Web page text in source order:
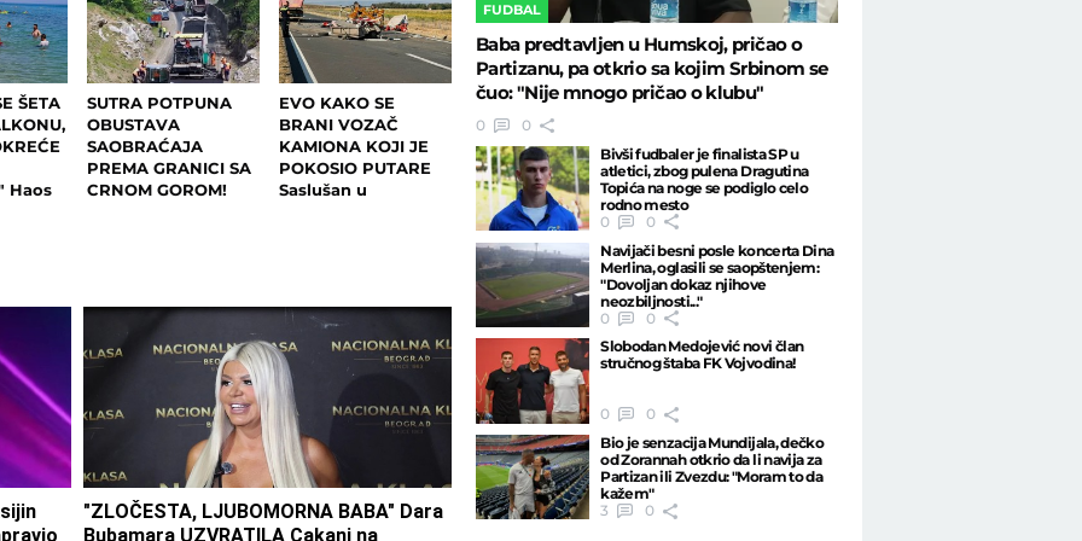
ŠETA
Haos
su i
SUTRA POTPUNA
OBUSTAVA
SAOBRAĆAJA
PREMA GRANICI SA
CRNOM GOROM!
EVO KAKO SE
BRANI VOZAČ
KAMIONA KOJI JE
POKOSIO PUTARE
Saslušan u
"ZLOČESTA, LJUBOMORNA BABA" Dara
Bubamara UZVRATILA Cakani na
FUDBAL
Baba predtavljen u Humskoj, pričao o
Partizanu, pa otkrio sa kojim Srbinom se
čuo: "Nije mnogo pričao o klubu"
0
0
Bivši fudbaler je finalista SP u
atletici, zbog pulena Dragutina
Topića na noge se podiglo celo
rodno mesto
0
0
Navijači besni posle koncerta Dina
Merlina, oglasili se saopštenjem:
"Dovoljan dokaz njihove
neozbiljnosti..."
0
0
Slobodan Medojević novi član
stručnog štaba FK Vojvodina!
0
0
Bio je senzacija Mundijala, dečko
od Zorannah otkrio da li navija za
Partizan ili Zvezdu: "Moram to da
kažem"
3
0